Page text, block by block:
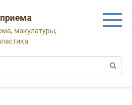
макулатуры,